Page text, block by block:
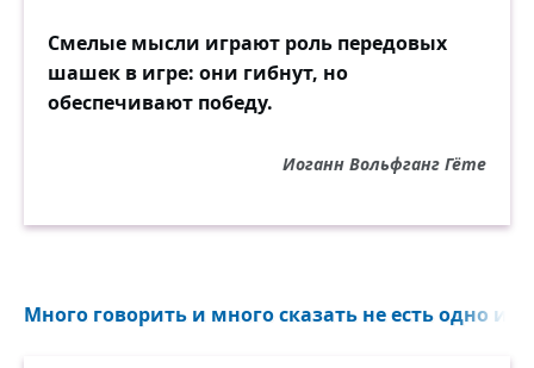
Смелые мысли играют роль передовых
шашек в игре: они гибнут, но
обеспечивают победу.
Иоганн Вольфганг Гёте
Много говорить и много сказать не есть одно и